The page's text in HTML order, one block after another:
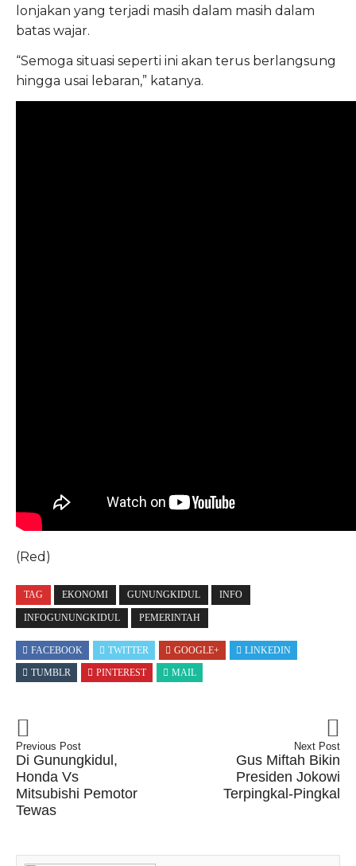
lonjakan yang terjadi masih dalam masih dalam
batas wajar.
“Semoga situasi seperti ini akan terus berlangsung
hingga usai lebaran,” katanya.
(Red)
TAG EKONOMI GUNUNGKIDUL INFO
INFOGUNUNGKIDUL PEMERINTAH
FACEBOOK TWITTER GOOGLE+
LINKEDIN
TUMBLR
PINTEREST MAIL
Previous Post
Di Gunungkidul,
Honda Vs
Mitsubishi Pemotor
Tewas
Next Post
Gus Miftah Bikin
Presiden Jokowi
Terpingkal-Pingkal